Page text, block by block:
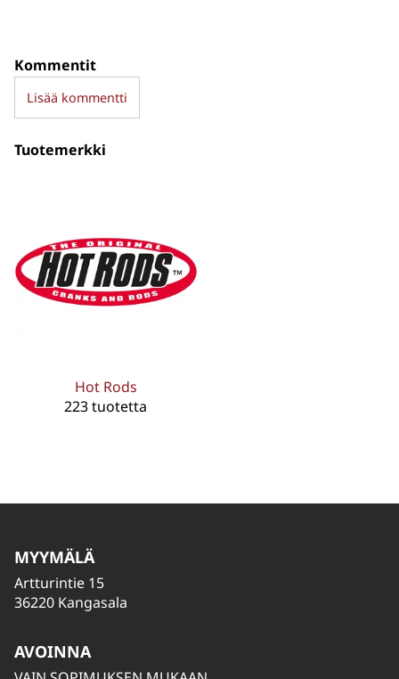
Kommentit
Lisää kommentti
Tuotemerkki
Hot Rods
223 tuotetta
MYYMÄLÄ
Artturintie 15
36220 Kangasala
AVOINNA